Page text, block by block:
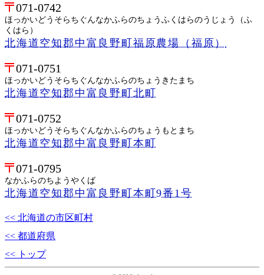
071-0742
ほっかいどうそらちぐんなかふらのちょうふくはらのうじょう（ふ
くはら）
北海道空知郡中富良野町福原農場（福原）
071-0751
ほっかいどうそらちぐんなかふらのちょうきたまち
北海道空知郡中富良野町北町
071-0752
ほっかいどうそらちぐんなかふらのちょうもとまち
北海道空知郡中富良野町本町
071-0795
なかふらのちようやくば
北海道空知郡中富良野町本町9番1号
<< 北海道の市区町村
<< 都道府県
<< トップ